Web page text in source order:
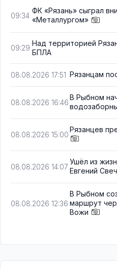
09:34
ФК «Рязань» сыграл
«Металлургом»
09:29
Над территорией
БПЛА
08.08.2026 17:51 Рязанцам
08.08.2026 16:46
В Рыбном
08.08.2026 15:00
Рязанцев
08.08.2026 14:07
Ушёл из
Евгений
08.08.2026 12:36
В Рыбном
маршрут
Вожи